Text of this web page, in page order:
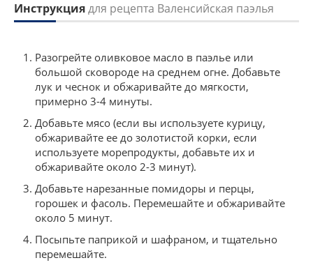
Инструкциядля рецепта Валенсийская паэлья
Разогрейте оливковое масло в паэлье или
большой сковороде на среднем огне. Добавьте
лук и чеснок и обжаривайте до мягкости,
примерно 3-4 минуты.
Добавьте мясо (если вы используете курицу,
обжаривайте ее до золотистой корки, если
используете морепродукты, добавьте их и
обжаривайте около 2-3 минут).
Добавьте нарезанные помидоры и перцы,
горошек и фасоль. Перемешайте и обжаривайте
около 5 минут.
Посыпьте паприкой и шафраном, и тщательно
перемешайте.